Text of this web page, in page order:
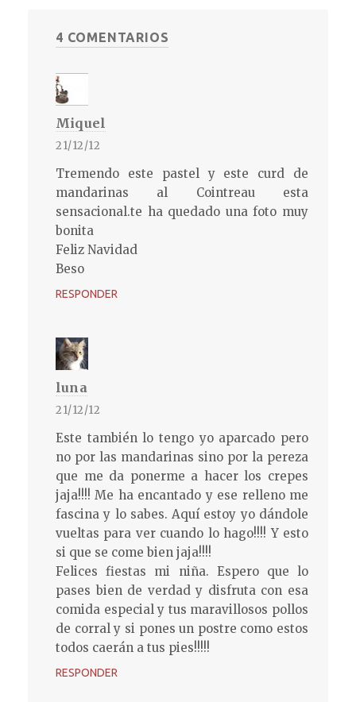
4 COMENTARIOS
Miquel
21/12/12
Tremendo este pastel y este curd de
mandarinas al Cointreau esta
sensacional.te ha quedado una foto muy
bonita
Feliz Navidad
Beso
RESPONDER
luna
21/12/12
Este también lo tengo yo aparcado pero
no por las mandarinas sino por la pereza
que me da ponerme a hacer los crepes
jaja!!!! Me ha encantado y ese relleno me
fascina y lo sabes. Aquí estoy yo dándole
vueltas para ver cuando lo hago!!!! Y esto
si que se come bien jaja!!!!
Felices fiestas mi niña. Espero que lo
pases bien de verdad y disfruta con esa
comida especial y tus maravillosos pollos
de corral y si pones un postre como estos
todos caerán a tus pies!!!!!
RESPONDER